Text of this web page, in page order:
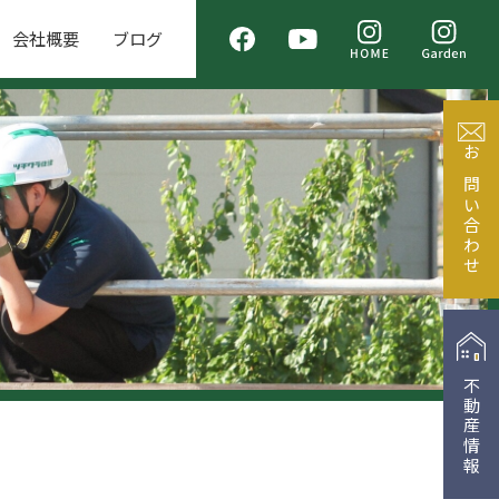
会社概要 ブログ
お問い合わせ
不動産情報